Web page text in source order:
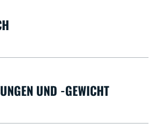
UND -GEWICHT